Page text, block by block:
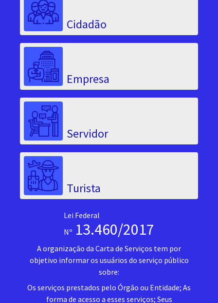
Cidadão
Empresa
Servidor
Turista
Lei Federal
Nº 13.460/2017
A organização da Carta de Serviços tem por
objetivo informar os usuários do serviço público
sobre:
Os serviços prestados pelo Órgão ou Entidade; As
forma de acesso a esses serviços; Seus